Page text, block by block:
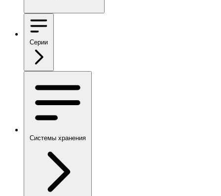
Серии
Системы хранения